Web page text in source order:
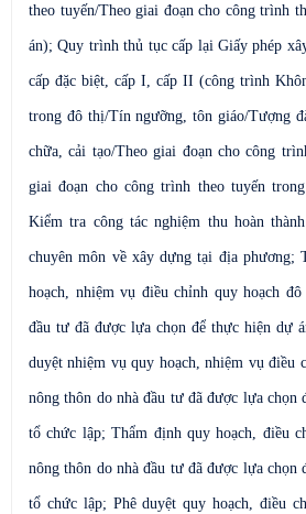
theo tuyến/Theo giai đoạn cho công trình
án); Quy trình thủ tục cấp lại Giấy phép
cấp đặc biệt, cấp I, cấp II (công trình
trong đô thị/Tín ngưỡng, tôn giáo/Tượng
chữa, cải tạo/Theo giai đoạn cho công
giai đoạn cho công trình theo tuyến
Kiểm tra công tác nghiệm thu hoàn
chuyên môn về xây dựng tại địa phương;
hoạch, nhiệm vụ điều chỉnh quy hoạch
đầu tư đã được lựa chọn để thực hiện dự
duyệt nhiệm vụ quy hoạch, nhiệm vụ điều
nông thôn do nhà đầu tư đã được lựa chọn
tổ chức lập; Thẩm định quy hoạch, điều
nông thôn do nhà đầu tư đã được lựa chọn
tổ chức lập; Phê duyệt quy hoạch, điều